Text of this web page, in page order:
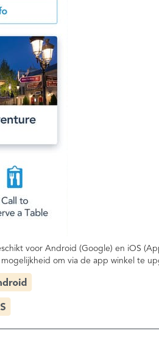
voor Android (Google) en iOS
om via de app winkel te